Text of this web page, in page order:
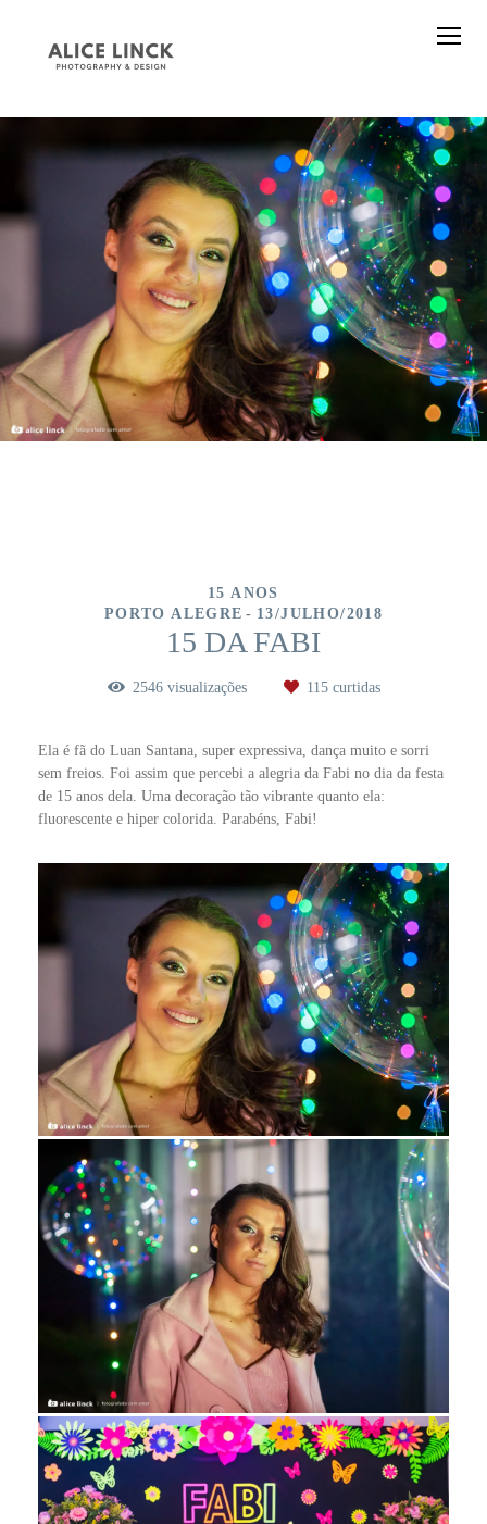
15 ANOS
PORTO ALEGRE
13/JULHO/2018
15 DA FABI
2546visualizações 115curtidas
Ela é fã do Luan Santana, super expressiva, dança muito e sorri
sem freios. Foi assim que percebi a alegria da Fabi no dia da festa
de 15 anos dela. Uma decoração tão vibrante quanto ela:
fluorescente e hiper colorida. Parabéns, Fabi!